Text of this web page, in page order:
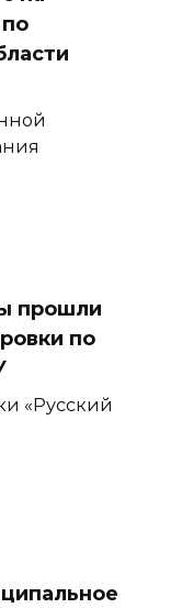
прошли
по
«Русский